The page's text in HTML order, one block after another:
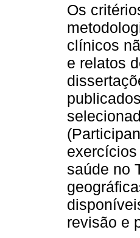
Os
clínicos
e relatos
saúde no
revisão e